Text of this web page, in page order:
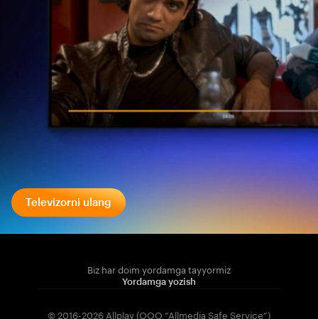
Televizorni ulang
Biz har doim yordamga tayyormiz
Yordamga yozish
© 2016-2026 Allplay (OOO “Allmedia Safe Service”)